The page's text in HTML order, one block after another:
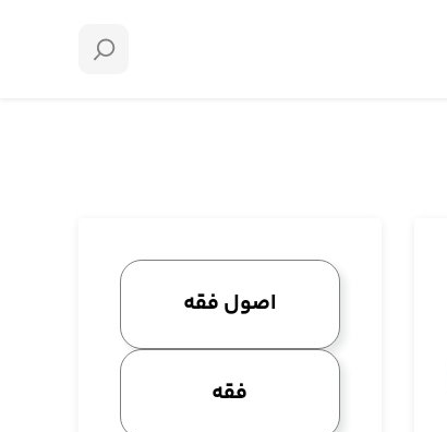
اصول فقه
فقه